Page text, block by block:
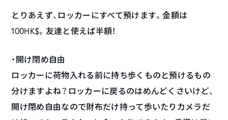
とりあえず、ロッカーにすべて預けます。金額は
100HK$。友達と使えば半額！
・開け閉め自由
ロッカーに荷物入れる前に持ち歩くものと預けるもの
分けますよね？ロッカーに戻るのはめんどくさいけど、
開け閉め自由なので財布だけ持って歩いたりカメラだ